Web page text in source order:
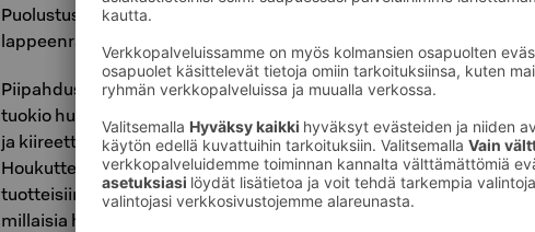
Puolustusvoimien käytössä ollut alue on nyt muutaman vuoden ollut
lappeenrantalaisten, yritysten ja vierailijoiden käytössä.
Piipahdus Taproomissa tarjoaa elämyksen oluenystävälle. Leppoisa
tuokio huipputuotteita maistellen, ainutlaatuista miljöötä ihastellen
ja kiireettömyydestä nautiskellen on olutelämys parhaimmillaan.
Houkutteleva Tujun maistelulauta on oivallinen tapa tutustua Tujun
tuotteisiin ja valita oma suosikki. Tietääpähän sitten paremmin,
millaisia herkkuja kannattaa hyllystä mukaan napata! Nimittäin